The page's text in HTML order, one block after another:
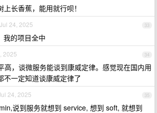
长香蕉，能用就行呗！
33
Jul 24, 2025
我的项目全中
34
2025
高，谈微服务能谈到康威定律。感觉现在国内用
不一定知道谈康威定律了
35
24, 2025
说到服务就想到 service, 想到 soft, 就想到